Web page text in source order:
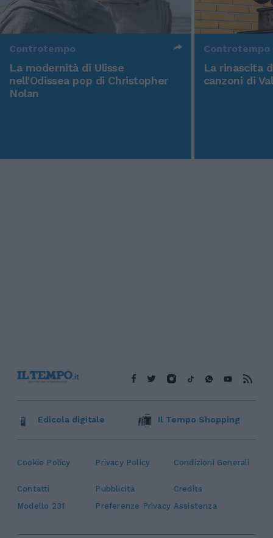
Controtempo
La modernità di Ulisse
nell'Odissea pop di Christopher
Nolan
Controtempo
La rinascita
canzoni di
Cookie Policy Privacy Policy Condizioni Generali
Contatti Pubblicità
Credits
Modello 231
Preferenze Privacy Assistenza
Edicola digitale Il Tempo Shopping